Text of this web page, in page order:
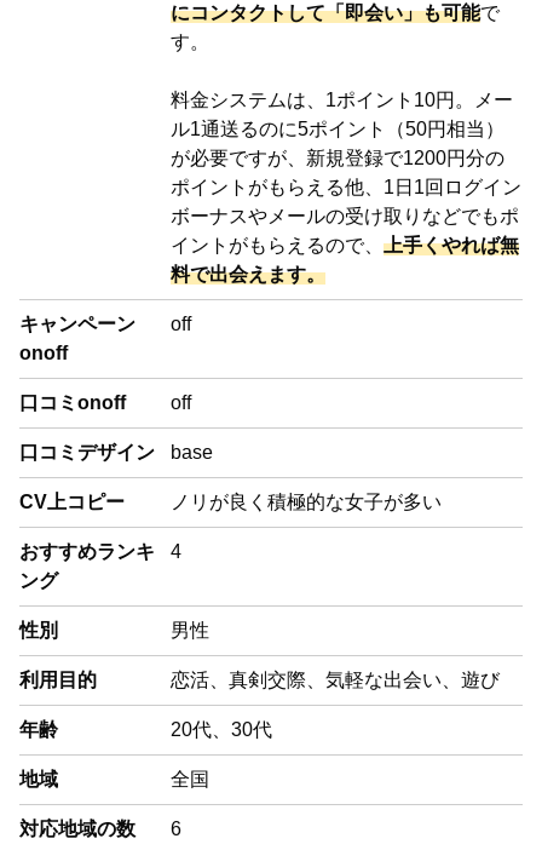
にコンタクトして「即会い」も可能で
す。
料金システムは、1ポイント10円。メー
ル1通送るのに5ポイント（50円相当）
が必要ですが、 新規登録で1200円分の
ポイントがもらえる他、1日1回ログイン
ボーナスやメールの受け取りなどでもポ
イントがもらえるので、 上手くやれば無
料で出会えます。
キャンペーン
onoff
off
口コミonoff off
口コミデザイン base
CV上コピー ノリが良く積極的な女子が多い
おすすめランキ
ング
4
性別 男性
利用目的 恋活、真剣交際、気軽な出会い、遊び
年齢 20代、30代
地域 全国
対応地域の数 6